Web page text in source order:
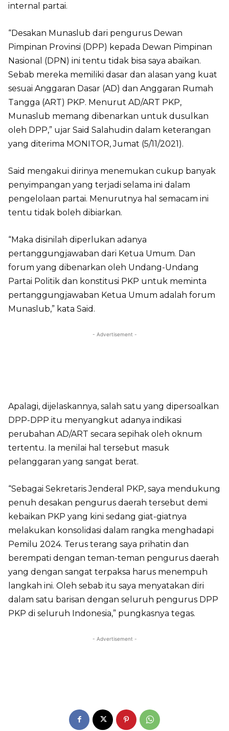
internal partai.
“Desakan Munaslub dari pengurus Dewan
Pimpinan Provinsi (DPP) kepada Dewan Pimpinan
Nasional (DPN) ini tentu tidak bisa saya abaikan.
Sebab mereka memiliki dasar dan alasan yang kuat
sesuai Anggaran Dasar (AD) dan Anggaran Rumah
Tangga (ART) PKP. Menurut AD/ART PKP,
Munaslub memang dibenarkan untuk dusulkan
oleh DPP,” ujar Said Salahudin dalam keterangan
yang diterima MONITOR, Jumat (5/11/2021).
Said mengakui dirinya menemukan cukup banyak
penyimpangan yang terjadi selama ini dalam
pengelolaan partai. Menurutnya hal semacam ini
tentu tidak boleh dibiarkan.
“Maka disinilah diperlukan adanya
pertanggungjawaban dari Ketua Umum. Dan
forum yang dibenarkan oleh Undang-Undang
Partai Politik dan konstitusi PKP untuk meminta
pertanggungjawaban Ketua Umum adalah forum
Munaslub,” kata Said.
- Advertisement -
Apalagi, dijelaskannya, salah satu yang dipersoalkan
DPP-DPP itu menyangkut adanya indikasi
perubahan AD/ART secara sepihak oleh oknum
tertentu. Ia menilai hal tersebut masuk
pelanggaran yang sangat berat.
“Sebagai Sekretaris Jenderal PKP, saya mendukung
penuh desakan pengurus daerah tersebut demi
kebaikan PKP yang kini sedang giat-giatnya
melakukan konsolidasi dalam rangka menghadapi
Pemilu 2024. Terus terang saya prihatin dan
berempati dengan teman-teman pengurus daerah
yang dengan sangat terpaksa harus menempuh
langkah ini. Oleh sebab itu saya menyatakan diri
dalam satu barisan dengan seluruh pengurus DPP
PKP di seluruh Indonesia,” pungkasnya tegas.
- Advertisement -